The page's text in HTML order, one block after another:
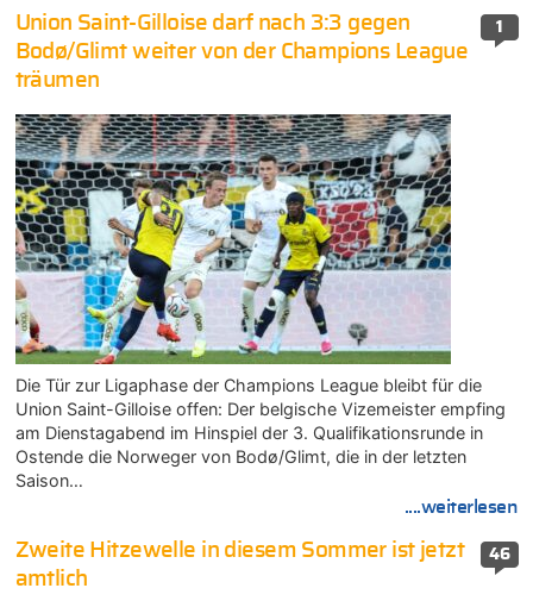
1
Union Saint-Gilloise darf nach 3:3 gegen
Bodø/Glimt weiter von der Champions League
träumen
Die Tür zur Ligaphase der Champions League bleibt für die
Union Saint-Gilloise offen: Der belgische Vizemeister empfing
am Dienstagabend im Hinspiel der 3. Qualifikationsrunde in
Ostende die Norweger von Bodø/Glimt, die in der letzten
Saison…
....weiterlesen
46
Zweite Hitzewelle in diesem Sommer ist jetzt
amtlich